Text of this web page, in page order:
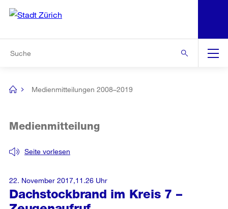
Navigation
[no
Medienmitteilungen 2008–2019
Dachstockbrand im Kreis 7 –
Seite vorlesen
Medienmitteilung
22. November 2017,11.26 Uhr